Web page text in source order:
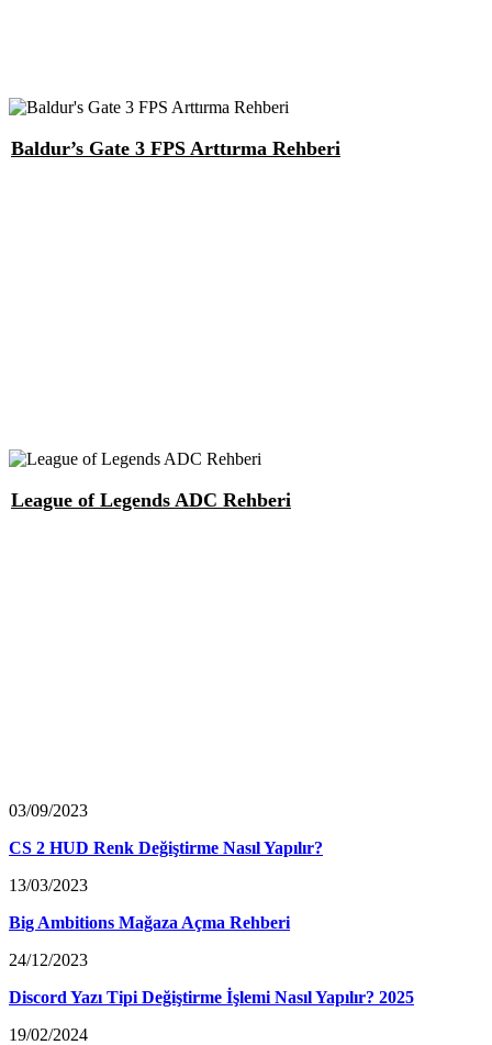
Baldur’s Gate 3 FPS Arttırma Rehberi
League of Legends ADC Rehberi
03/09/2023
CS 2 HUD Renk Değiştirme Nasıl Yapılır?
13/03/2023
Big Ambitions Mağaza Açma Rehberi
24/12/2023
Discord Yazı Tipi Değiştirme İşlemi Nasıl Yapılır? 2025
19/02/2024